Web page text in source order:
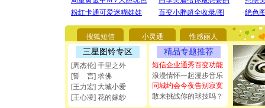
搜狐短信 小灵通 性感丽人
三星图铃专区
[周杰伦] 千里之外
[誓 言] 求佛
[王力宏] 大城小爱
[王心凌] 花的嫁纱
精品专题推荐
短信企业通秀百变功能
浪漫情怀一起漫步音乐
同城约会今夜告别寂寞
敢来挑战你的球技吗？
[圣诞节]
要平安！
[圣诞节]
能正大光
都要快乐
[圣诞节]
如意,快
[元旦]看
断电。爱